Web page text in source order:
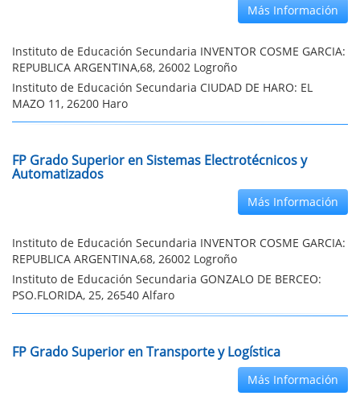
Más Información
Instituto de Educación Secundaria INVENTOR COSME GARCIA:
REPUBLICA ARGENTINA,68, 26002 Logroño
Instituto de Educación Secundaria CIUDAD DE HARO: EL
MAZO 11, 26200 Haro
FP Grado Superior en Sistemas Electrotécnicos y
Automatizados
Más Información
Instituto de Educación Secundaria INVENTOR COSME GARCIA:
REPUBLICA ARGENTINA,68, 26002 Logroño
Instituto de Educación Secundaria GONZALO DE BERCEO:
PSO.FLORIDA, 25, 26540 Alfaro
FP Grado Superior en Transporte y Logística
Más Información